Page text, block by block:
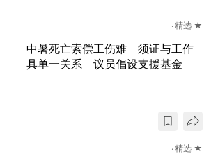
精选 ★
中暑死亡索偿工伤难 须证与工作
具单一关系 议员倡设支援基金
精选 ★